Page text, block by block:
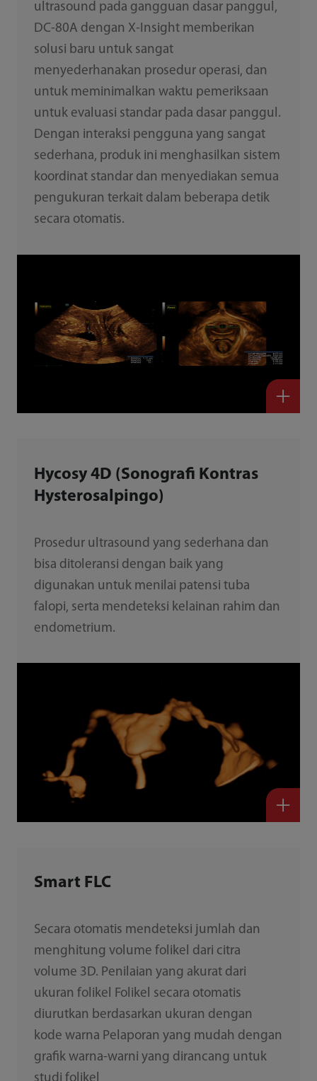
ultrasound pada gangguan dasar panggul,
DC-80A dengan X-Insight memberikan
solusi baru untuk sangat
menyederhanakan prosedur operasi, dan
untuk meminimalkan waktu pemeriksaan
untuk evaluasi standar pada dasar panggul.
Dengan interaksi pengguna yang sangat
sederhana, produk ini menghasilkan sistem
koordinat standar dan menyediakan semua
pengukuran terkait dalam beberapa detik
secara otomatis.
Hycosy 4D (Sonografi Kontras
Hysterosalpingo)
Prosedur ultrasound yang sederhana dan
bisa ditoleransi dengan baik yang
digunakan untuk menilai patensi tuba
falopi, serta mendeteksi kelainan rahim dan
endometrium.
Smart FLC
Secara otomatis mendeteksi jumlah dan
menghitung volume folikel dari citra
volume 3D. Penilaian yang akurat dari
ukuran folikel Folikel secara otomatis
diurutkan berdasarkan ukuran dengan
kode warna Pelaporan yang mudah dengan
grafik warna-warni yang dirancang untuk